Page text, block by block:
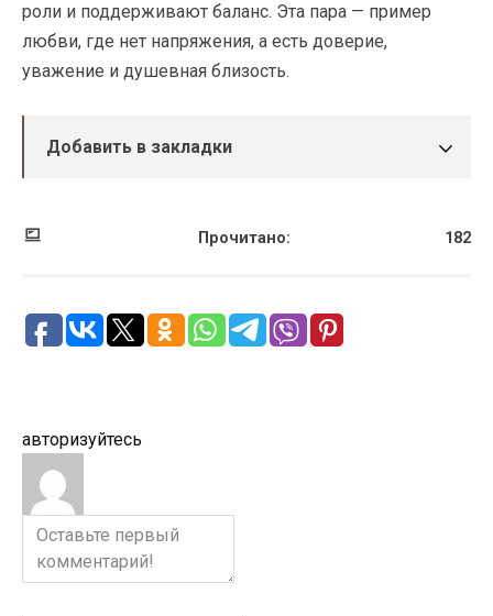
роли и поддерживают баланс. Эта пара — пример
любви, где нет напряжения, а есть доверие,
уважение и душевная близость.
Добавить в закладки
Прочитано: 182
авторизуйтесь